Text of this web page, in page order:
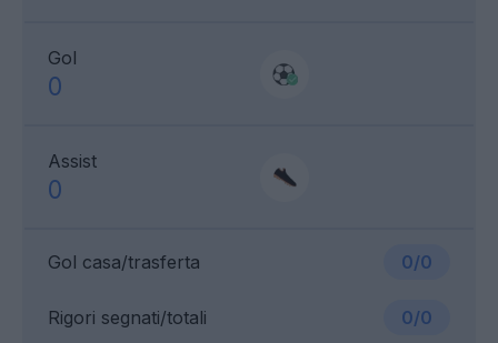
Gol
0
Assist
0
Gol casa/trasferta 0/0
Rigori segnati/totali 0/0